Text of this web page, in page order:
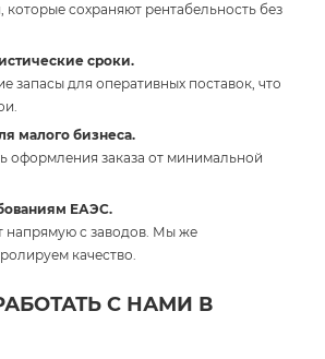
сохраняют рентабельность без
сроки.
запасы для оперативных поставок, что
малого бизнеса.
оформления заказа от минимальной
ЕАЭС.
напрямую с заводов. Мы же
качество.
С НАМИ В